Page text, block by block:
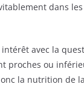
dans
intérêt avec la
proches ou
la nutrition de